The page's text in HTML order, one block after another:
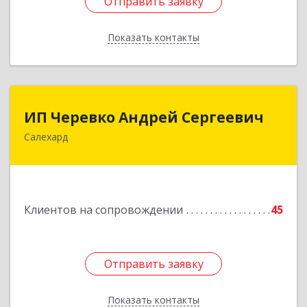
Показать контакты
Назад
ИП Черевко Андрей Сергеевич
Салехард
Клиентов на сопровождении 45
Отправить заявку
Показать контакты
ИП Черевко Андрей Сергеевич
629003, Ямало-Ненецкий АО, Салехард г,
Отправить заявку
Назад